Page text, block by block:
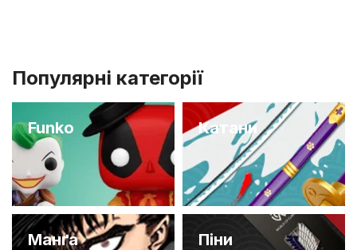
Популярні категорії
Funko Катани
Манґа Піни